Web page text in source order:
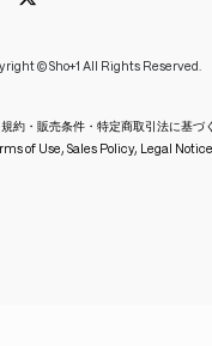
© Sho+1 All Rights Reserved.
約・販売条件・特定商取引法に基づ
of Use, Sales Policy, Legal